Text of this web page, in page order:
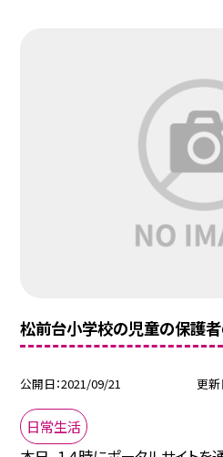
松前台小学校の児童の保護
公開日 2021/09/21 更新
日常生活